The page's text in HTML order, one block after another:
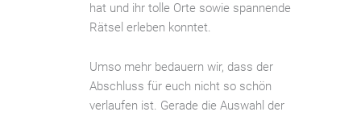
hat und ihr tolle Orte sowie spannende
Rätsel erleben konntet.
Umso mehr bedauern wir, dass der
Abschluss für euch nicht so schön
verlaufen ist. Gerade die Auswahl der